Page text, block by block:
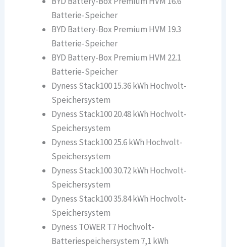
Batterie-Speicher
BYD Battery-Box Premium HVM 19.3
Batterie-Speicher
BYD Battery-Box Premium HVM 22.1
Batterie-Speicher
Dyness Stack100 15.36 kWh Hochvolt-
Speichersystem
Dyness Stack100 20.48 kWh Hochvolt-
Speichersystem
Dyness Stack100 25.6 kWh Hochvolt-
Speichersystem
Dyness Stack100 30.72 kWh Hochvolt-
Speichersystem
Dyness Stack100 35.84 kWh Hochvolt-
Speichersystem
Dyness TOWER T7 Hochvolt-
Batteriespeichersystem 7,1 kWh